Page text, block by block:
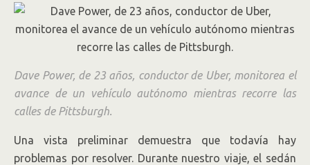
Dave Power, de 23 años, conductor de Uber, monitorea el
avance de un vehículo autónomo mientras recorre las
calles de Pittsburgh.
Una vista preliminar demuestra que todavía hay
problemas por resolver. Durante nuestro viaje, el sedán